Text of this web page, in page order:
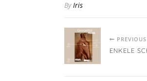
ByIris
PREVIOUS
ENKELE